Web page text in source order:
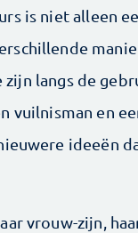
is niet ­alleen
langs de
vuilnisman en
ideeën
vrouw-zijn,